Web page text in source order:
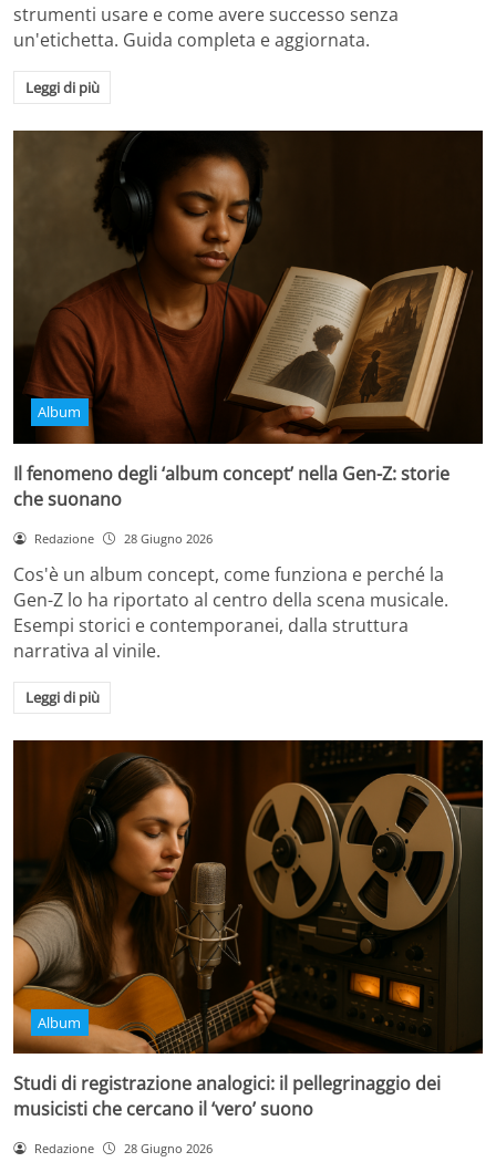
strumenti usare e come avere successo senza
un'etichetta. Guida completa e aggiornata.
Leggi di più
Album
Il fenomeno degli ‘album concept’ nella Gen-Z: storie
che suonano
Redazione 28 Giugno 2026
Cos'è un album concept, come funziona e perché la
Gen-Z lo ha riportato al centro della scena musicale.
Esempi storici e contemporanei, dalla struttura
narrativa al vinile.
Leggi di più
Album
Studi di registrazione analogici: il pellegrinaggio dei
musicisti che cercano il ‘vero’ suono
Redazione 28 Giugno 2026